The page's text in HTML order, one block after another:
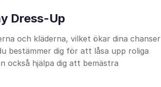
Dress-Up
och kläderna, vilket ökar dina chanser
bestämmer dig för att låsa upp roliga
också hjälpa dig att bemästra